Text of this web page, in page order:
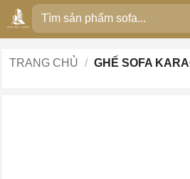
qua
dung
Tìm
kiếm:
TRANG CHỦ / GHẾ SOFA